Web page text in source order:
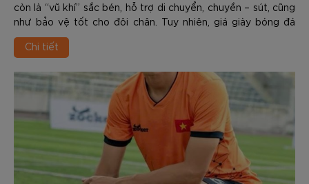
còn là “vũ khí” sắc bén, hỗ trợ di chuyển, chuyền – sút, cũng
như bảo vệ tốt cho đôi chân. Tuy nhiên, giá giày bóng đá
chính hãng của các thương hiệu không hề rẻ, từ một tới vài
triệu. Do đó, nhiều người có thói quen dùng cho tới khi
thay. Đây là sai lầm nghiêm trọng, tiềm ẩn các chấn thương
nguy hiểm.
Việc nhận biết Khi nào nên thay giày đá bóng mới để tránh
chấn thương là kỹ năng quan trọng giúp bảo vệ đôi chân
cũng như duy trì phong độ đỉnh cao. Trong nội dung dưới
đây các bạn hãy cùng Zocker tìm hiểu chi tiết về chủ đề
này nhé.
Chi tiết